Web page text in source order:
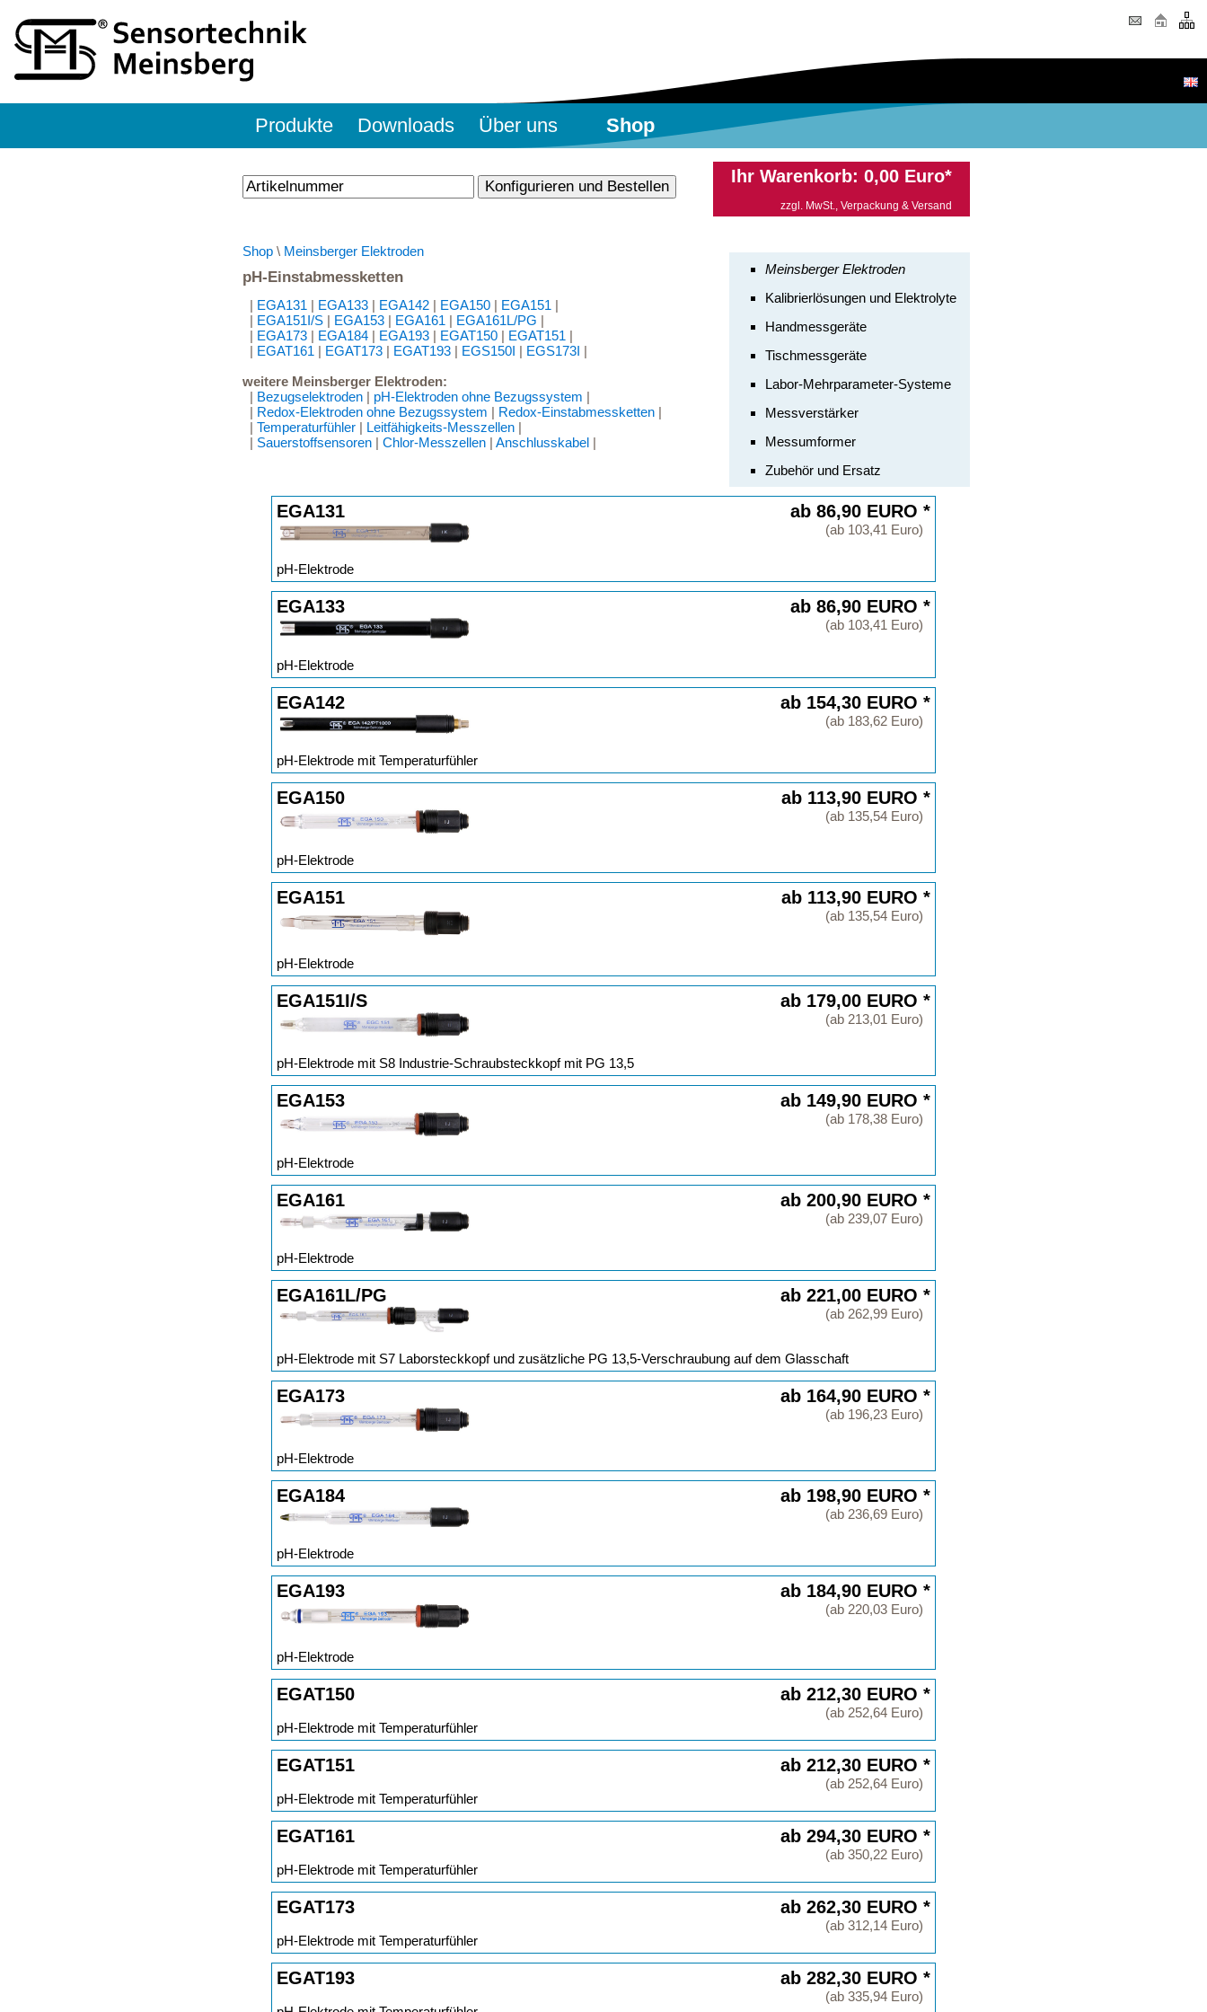
Produkte Downloads Über uns Shop
Ihr Warenkorb: 0,00 Euro*
zzgl. MwSt., Verpackung & Versand
Meinsberger Elektroden
Kalibrierlösungen und Elektrolyte
Handmessgeräte
Tischmessgeräte
Labor-Mehrparameter-Systeme
Messverstärker
Messumformer
Zubehör und Ersatz
Shop\ Meinsberger Elektroden
pH-Einstabmessketten
| EGA131 | EGA133| EGA142| EGA150| EGA151 |
| EGA151I/S| EGA153| EGA161 | EGA161L/PG |
| EGA173| EGA184| EGA193| EGAT150| EGAT151 |
| EGAT161 | EGAT173| EGAT193| EGS150I | EGS173I |
weitere Meinsberger Elektroden:
| Bezugselektroden| pH-Elektroden ohne Bezugssystem |
| Redox-Elektroden ohne Bezugssystem | Redox-Einstabmessketten|
| Temperaturfühler| Leitfähigkeits-Messzellen|
| Sauerstoffsensoren| Chlor-Messzellen| Anschlusskabel|
EGA131 ab 86,90 EURO *
(ab 103,41 Euro)
pH-Elektrode
EGA133 ab 86,90 EURO *
(ab 103,41 Euro)
pH-Elektrode
EGA142 ab 154,30 EURO *
(ab 183,62 Euro)
pH-Elektrode mit Temperaturfühler
EGA150 ab 113,90 EURO *
(ab 135,54 Euro)
pH-Elektrode
EGA151 ab 113,90 EURO *
(ab 135,54 Euro)
pH-Elektrode
EGA151I/S ab 179,00 EURO *
(ab 213,01 Euro)
pH-Elektrode mit S8 Industrie-Schraubsteckkopf mit PG 13,5
EGA153 ab 149,90 EURO *
(ab 178,38 Euro)
pH-Elektrode
EGA161 ab 200,90 EURO *
(ab 239,07 Euro)
pH-Elektrode
EGA161L/PG ab 221,00 EURO *
(ab 262,99 Euro)
pH-Elektrode mit S7 Laborsteckkopf und zusätzliche PG 13,5-Verschraubung auf dem Glasschaft
EGA173 ab 164,90 EURO *
(ab 196,23 Euro)
pH-Elektrode
EGA184 ab 198,90 EURO *
(ab 236,69 Euro)
pH-Elektrode
EGA193 ab 184,90 EURO *
(ab 220,03 Euro)
pH-Elektrode
EGAT150 ab 212,30 EURO *
(ab 252,64 Euro)
pH-Elektrode mit Temperaturfühler
EGAT151 ab 212,30 EURO *
(ab 252,64 Euro)
pH-Elektrode mit Temperaturfühler
EGAT161 ab 294,30 EURO *
(ab 350,22 Euro)
pH-Elektrode mit Temperaturfühler
EGAT173 ab 262,30 EURO *
(ab 312,14 Euro)
pH-Elektrode mit Temperaturfühler
EGAT193 ab 282,30 EURO *
(ab 335,94 Euro)